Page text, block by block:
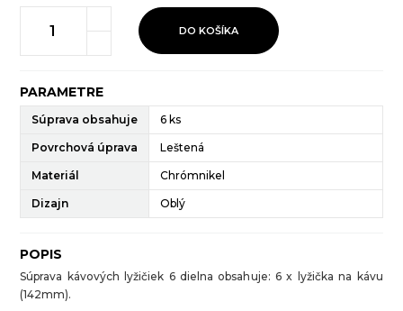
DO KOŠÍKA
PARAMETRE
Súprava obsahuje 6 ks
Povrchová úprava Leštená
Materiál Chrómnikel
Dizajn Oblý
POPIS
Súprava kávových lyžičiek 6 dielna obsahuje: 6 x lyžička na kávu
(142mm).